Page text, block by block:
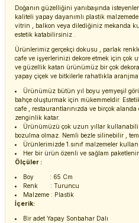
Doğanın güzelliğini yanıbaşında
kaliteli yapay dayanımlı plastik
vitrin , balkon veya dilediğiniz mekanda
estetik katabilirsiniz .
Ürünlerimiz gerçekçi dokusu , parlak
cafe ve işyerlerinizi dekore etmek için çok
ve güzellik katan ürünümüz bir çok
yapay çiçek ve bitkilerle rahatlıkla
Ürünümüz bütün yıl boyu yemyeşil
bahçe oluşturmak için mükemmeldir.
cafe , restaurantlarınızda ve birçok
zenginlik katar.
Ürünümüzü çok uzun yıllar
bozulma olmaz. Nemli bezle silinebilir ,
Ürünlerimizde 1.sınıf malzemeler
Her bir ürün özenli ve sağlam paketlenir
Ölçüler :
Boy : 65 Cm
Renk : Turuncu
Malzeme : Plastik
İçerik:
Bir adet Yapay Sonbahar Dalı